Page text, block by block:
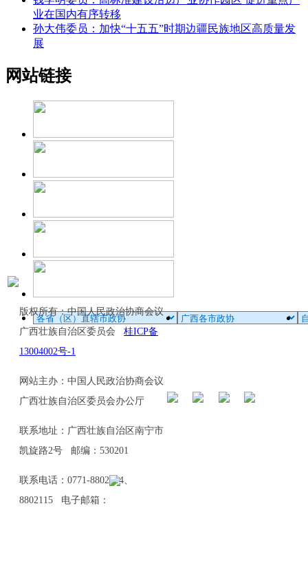
业在国内有序转移
孙大伟委员：加快“十五五”时期边疆民族地区高质量发
展
网站链接
版权所有：中国人民政治协商会议
广西壮族自治区委员会 桂ICP备
13004002号-1
网站主办：中国人民政治协商会议
广西壮族自治区委员会办公厅
联系地址：广西壮族自治区南宁市
凯旋路2号 邮编：530201
联系电话：0771-8802114、
8802115 电子邮箱：